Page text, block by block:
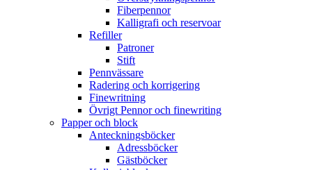
Fiberpennor
Kalligrafi och reservoar
Refiller
Patroner
Stift
Pennvässare
Radering och korrigering
Finewritning
Övrigt Pennor och finewriting
Papper och block
Anteckningsböcker
Adressböcker
Gästböcker